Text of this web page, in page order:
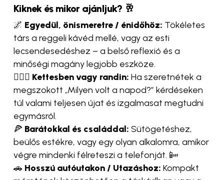
Kiknek és mikor ajánljuk? 🥂
🌌 Egyedül, önismeretre / énidőhöz: Tökéletes
társ a reggeli kávéd mellé, vagy az esti
lecsendesedéshez – a belső reflexió és a
minőségi magány legjobb eszköze.
👨‍❤️‍👨 Kettesben vagy randin: Ha szeretnétek a
megszokott „Milyen volt a napod?” kérdéseken
túl valami teljesen újat és izgalmasat megtudni
egymásról.
🍕 Barátokkal és családdal: Sütögetéshez,
beülős estékre, vagy egy olyan alkalomra, amikor
végre mindenki félreteszi a telefonját. 📴
🚗 Hosszú autóutakon / Utazáshoz: Kompakt